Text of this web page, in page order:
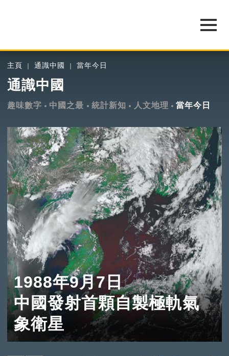
主頁 通識中國 當年今日
通識中國
趣味數字 中國之最 統計新知 人文地理 當年今日
1988年9月7日
中國發射首顆自製極軌氣
象衛星